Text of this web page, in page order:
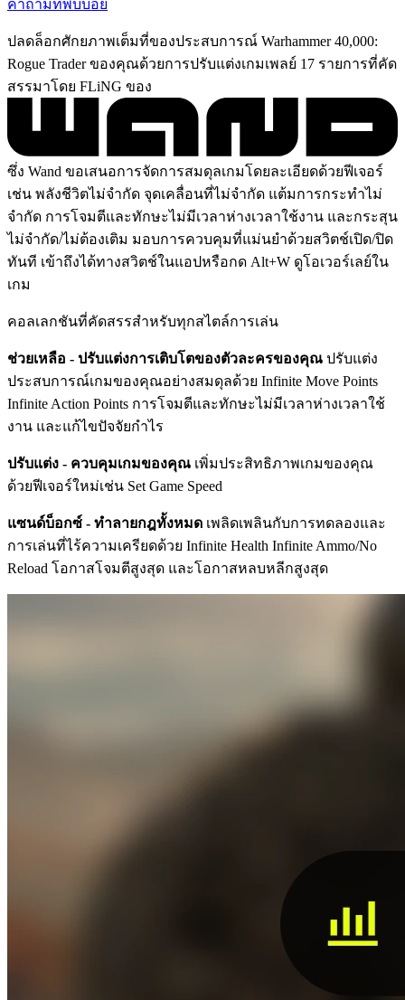
คำถามที่พบบ่อย
ปลดล็อกศักยภาพเต็มที่ของประสบการณ์ Warhammer 40,000:
Rogue Trader ของคุณด้วยการปรับแต่งเกมเพลย์ 17 รายการที่คัด
สรรมาโดย FLiNG ของ
ซึ่ง Wand ขอเสนอการจัดการสมดุลเกมโดยละเอียดด้วยฟีเจอร์
เช่น พลังชีวิตไม่จำกัด จุดเคลื่อนที่ไม่จำกัด แต้มการกระทำไม่
จำกัด การโจมตีและทักษะไม่มีเวลาห่างเวลาใช้งาน และกระสุน
ไม่จำกัด/ไม่ต้องเติม มอบการควบคุมที่แม่นยำด้วยสวิตช์เปิด/ปิด
ทันที เข้าถึงได้ทางสวิตช์ในแอปหรือกด Alt+W ดูโอเวอร์เลย์ใน
เกม
คอลเลกชันที่คัดสรรสำหรับทุกสไตล์การเล่น
ช่วยเหลือ - ปรับแต่งการเติบโตของตัวละครของคุณ ปรับแต่ง
ประสบการณ์เกมของคุณอย่างสมดุลด้วย Infinite Move Points
Infinite Action Points การโจมตีและทักษะไม่มีเวลาห่างเวลาใช้
งาน และแก้ไขปัจจัยกำไร
ปรับแต่ง - ควบคุมเกมของคุณ เพิ่มประสิทธิภาพเกมของคุณ
ด้วยฟีเจอร์ใหม่เช่น Set Game Speed
แซนด์บ็อกซ์ - ทำลายกฎทั้งหมด เพลิดเพลินกับการทดลองและ
การเล่นที่ไร้ความเครียดด้วย Infinite Health Infinite Ammo/No
Reload โอกาสโจมตีสูงสุด และโอกาสหลบหลีกสูงสุด